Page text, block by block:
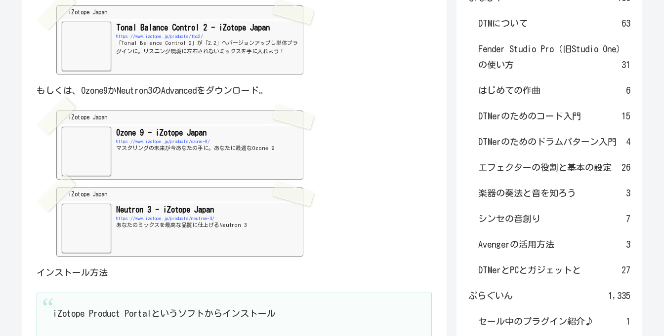
iZotope Japan
Tonal Balance Control 2 - iZotope Japan
https://www.izotope.jp/products/tbc2/
「Tonal Balance Control 2」が「2.2」へバージョンアップし単体プラ
グインに。リスニング環境に左右されないミックスを手に入れよう！
もしくは、Ozone9かNeutron3のAdvancedをダウンロード。
iZotope Japan
Ozone 9 - iZotope Japan
https://www.izotope.jp/products/ozone-9/
マスタリングの未来が今あなたの手に。あなたに最適なOzone 9
iZotope Japan
Neutron 3 - iZotope Japan
https://www.izotope.jp/products/neutron-3/
あなたのミックスを最高な品質に仕上げるNeutron 3
インストール方法
iZotope Product Portalというソフトからインストール
DTMについて 63
Fender Studio Pro（旧Studio One）
の使い方
31
はじめての作曲 6
DTMerのためのコード入門 15
DTMerのためのドラムパターン入門 4
エフェクターの役割と基本の設定 26
楽器の奏法と音を知ろう 3
シンセの音創り 7
Avengerの活用方法 3
DTMerとPCとガジェットと 27
ぷらぐいん 1,335
セール中のプラグイン紹介♪ 1